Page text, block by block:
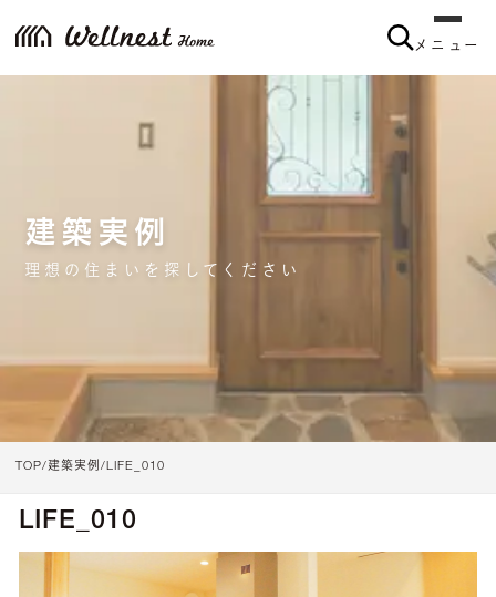
メニュー
メニュー
建築実例
理想の住まいを探してください
TOP 建築実例 LIFE_010
LIFE_010